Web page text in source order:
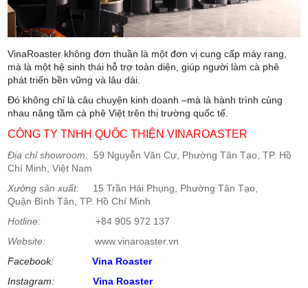
VinaRoaster không đơn thuần là một đơn vị cung cấp máy rang,
mà là một hệ sinh thái hỗ trợ toàn diện, giúp người làm cà phê
phát triển bền vững và lâu dài.
Đó không chỉ là câu chuyện kinh doanh –mà là hành trình cùng
nhau nâng tầm cà phê Việt trên thị trường quốc tế.
CÔNG TY TNHH QUỐC THIỆN VINAROASTER
Địa chỉ showroom: 59 Nguyễn Văn Cự, Phường Tân Tạo,TP. Hồ
Chí Minh, Việt Nam
Xưởng sản xuất: 15 Trần Hải Phụng, Phường Tân Tạo,
Quận Bình Tân, TP. Hồ Chí Minh
Hotline: +84 905 972 137
Website: www.vinaroaster.vn
Facebook:
Vina Roaster
Instagram:
Vina Roaster